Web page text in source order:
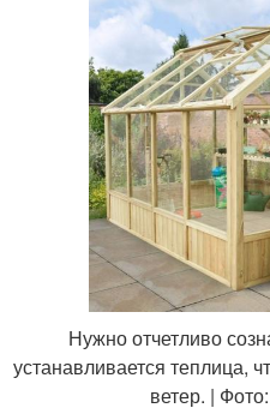
Нужно отчетливо
устанавливается теплица,
ветер. |